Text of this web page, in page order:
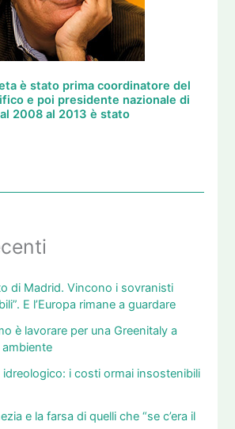
è stato prima coordinatore del
e poi presidente nazionale di
2008 al 2013 è stato
di Madrid. Vincono i sovranisti
E l’Europa rimane a guardare
è lavorare per una Greenitaly a
ambiente
i costi ormai insostenibili
e la farsa di quelli che “se c’era il